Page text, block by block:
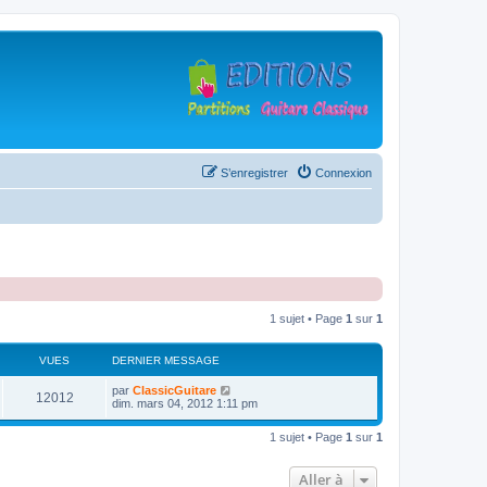
Connexion
S’enregistrer
1 sujet • Page 1 sur 1
VUES DERNIER MESSAGE
12012V
u
D
e
n
par ClassicGuitare
dim. mars 04, 2012 1:11 pm
1 sujet • Page 1 sur 1
Aller à